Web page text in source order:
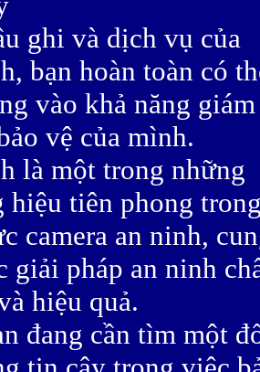
ghi và dịch vụ của
bạn hoàn toàn có
vào khả năng giám
vệ của mình.
là một trong những
hiệu tiên phong
camera an ninh,
giải pháp an ninh
hiệu quả.
đang cần tìm một